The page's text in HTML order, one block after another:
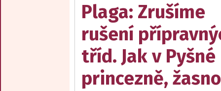
Plaga: Zrušíme
rušení
tříd. Jak v Pyšné
princezně,